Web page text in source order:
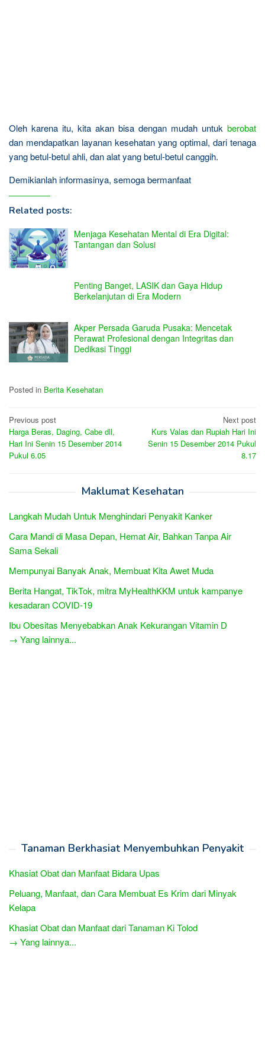
Oleh karena itu, kita akan bisa dengan mudah untuk berobat
dan mendapatkan layanan kesehatan yang optimal, dari tenaga
yang betul-betul ahli, dan alat yang betul-betul canggih.
Demikianlah informasinya, semoga bermanfaat
Related posts:
Menjaga Kesehatan Mental di Era Digital:
Tantangan dan Solusi
Penting Banget, LASIK dan Gaya Hidup
Berkelanjutan di Era Modern
Akper Persada Garuda Pusaka: Mencetak
Perawat Profesional dengan Integritas dan
Dedikasi Tinggi
Posted in Berita Kesehatan
Post
navigation
Previous post
Harga Beras, Daging, Cabe dll,
Hari Ini Senin 15 Desember 2014
Pukul 6.05
Next post
Kurs Valas dan Rupiah Hari Ini
Senin 15 Desember 2014 Pukul
8.17
Maklumat Kesehatan
Langkah Mudah Untuk Menghindari Penyakit Kanker
Cara Mandi di Masa Depan, Hemat Air, Bahkan Tanpa Air
Sama Sekali
Mempunyai Banyak Anak, Membuat Kita Awet Muda
Berita Hangat, TikTok, mitra MyHealthKKM untuk kampanye
kesadaran COVID-19
Ibu Obesitas Menyebabkan Anak Kekurangan Vitamin D
→ Yang lainnya...
Tanaman Berkhasiat Menyembuhkan Penyakit
Khasiat Obat dan Manfaat Bidara Upas
Peluang, Manfaat, dan Cara Membuat Es Krim dari Minyak
Kelapa
Khasiat Obat dan Manfaat dari Tanaman Ki Tolod
→ Yang lainnya...